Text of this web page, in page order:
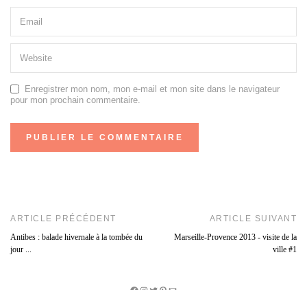
Enregistrer mon nom, mon e-mail et mon site dans le navigateur
pour mon prochain commentaire.
ARTICLE PRÉCÉDENT
Antibes : balade hivernale à la tombée du
jour ...
ARTICLE SUIVANT
Marseille-Provence 2013 - visite de la
ville #1